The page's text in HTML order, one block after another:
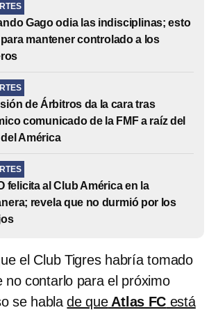
Gago odia las indisciplinas; esto
para mantener controlado a los
de Árbitros da la cara tras
comunicado de la FMF a raíz del
América
felicita al Club América en la
revela que no durmió por los
el Club Tigres habría tomado
no contarlo para el próximo
se hablade queAtlas FC está